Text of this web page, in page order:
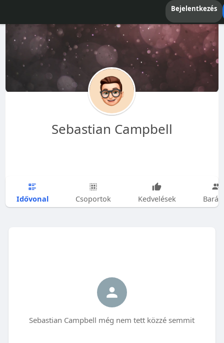
Bejelentkezés
Sebastian Campbell
Idővonal Csoportok Kedvelések
Sebastian Campbell még nem tett közzé semmit